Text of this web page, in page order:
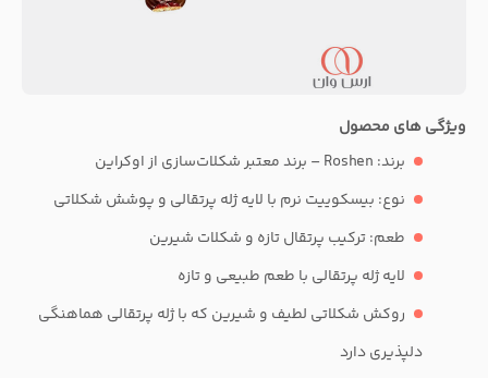
ویژگی های محصول
برند: Roshen – برند معتبر شکلات‌سازی از اوکراین
نوع: بیسکوییت نرم با لایه ژله پرتقالی و پوشش شکلاتی
طعم: ترکیب پرتقال تازه و شکلات شیرین
لایه ژله پرتقالی با طعم طبیعی و تازه
روکش شکلاتی لطیف و شیرین که با ژله پرتقالی هماهنگی
دلپذیری دارد